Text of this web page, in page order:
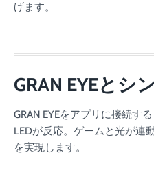
げます。
GRAN EYEとシ
GRAN EYEをアプリに接続す
LEDが反応。ゲームと光が連
を実現します。